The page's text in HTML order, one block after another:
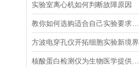
实验室离心机如何判断故障原因
方波电穿孔仪开拓细胞实验新境界